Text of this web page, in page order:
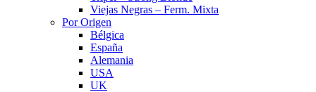
Viejas Negras – Ferm. Mixta
Por Origen
Bélgica
España
Alemania
USA
UK